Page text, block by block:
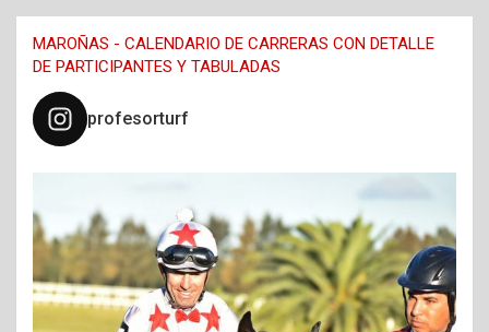
c
h
MAROÑAS - CALENDARIO DE CARRERAS CON DETALLE
DE PARTICIPANTES Y TABULADAS
profesorturf